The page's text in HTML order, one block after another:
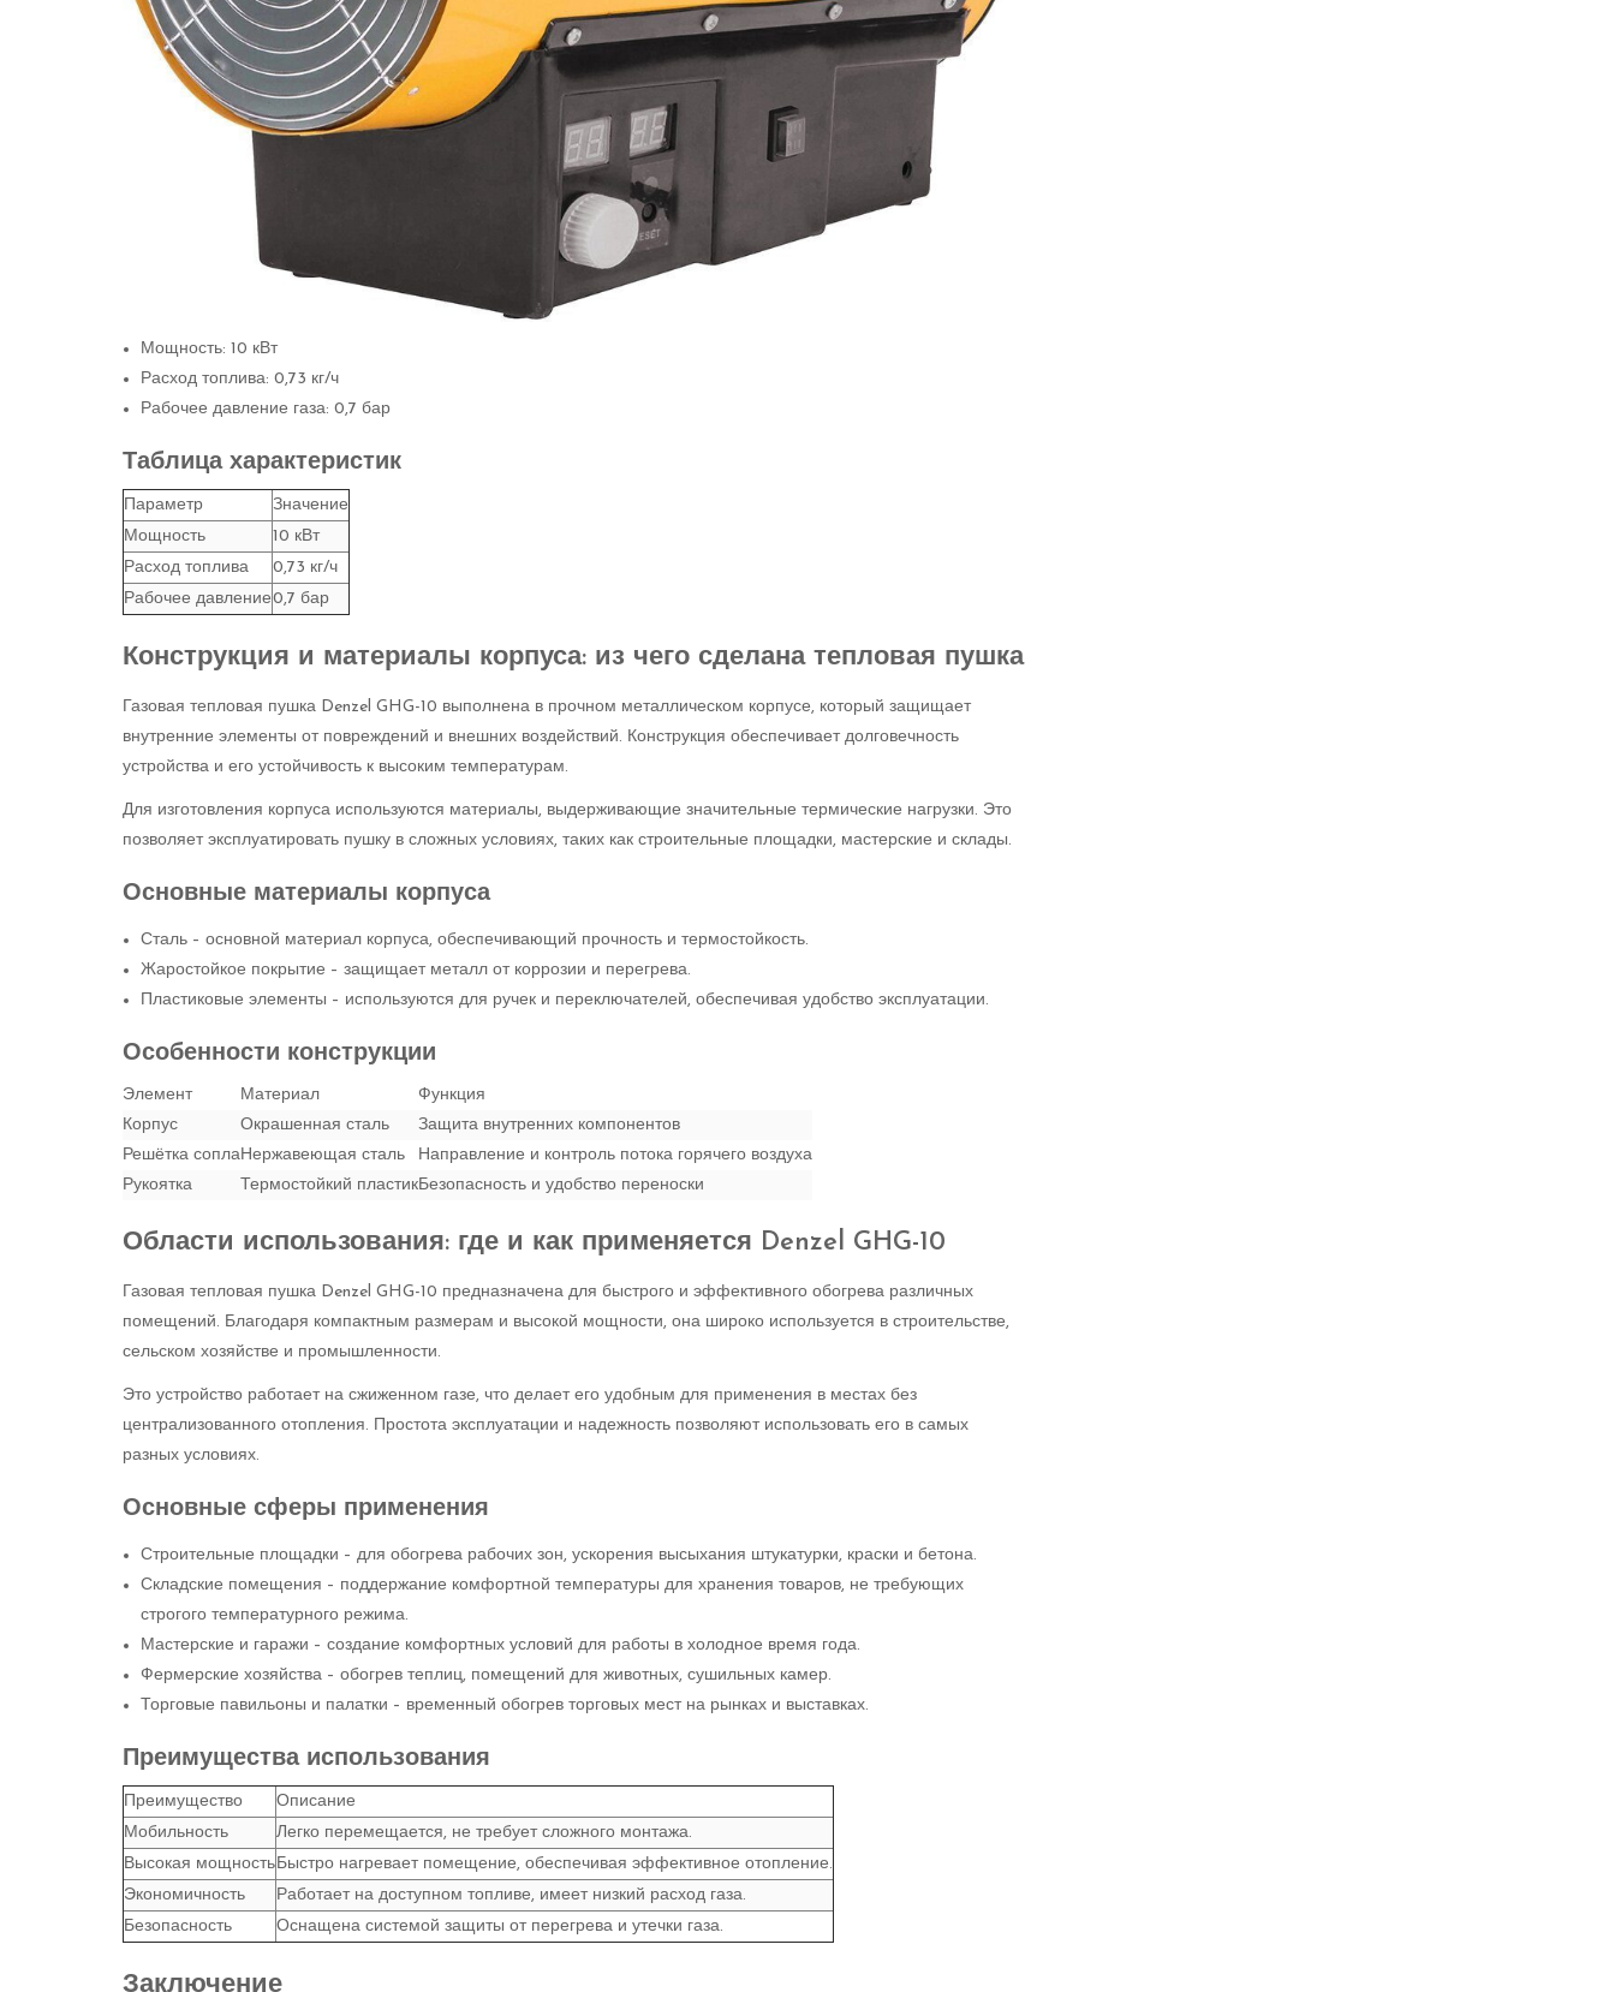
Мощность: 10 кВт
Расход топлива: 0,73 кг/ч
Рабочее давление газа: 0,7 бар
Таблица характеристик
Параметр
Значение
Мощность
10 кВт
Расход топлива
0,73 кг/ч
Рабочее давление0,7 бар
Конструкция и материалы корпуса: из чего сделана тепловая пушка
Газовая тепловая пушка Denzel GHG-10 выполнена в прочном металлическом корпусе, который защищает
внутренние элементы от повреждений и внешних воздействий. Конструкция обеспечивает долговечность
устройства и его устойчивость к высоким температурам.
Для изготовления корпуса используются материалы, выдерживающие значительные термические нагрузки. Это
позволяет эксплуатировать пушку в сложных условиях, таких как строительные площадки, мастерские и склады.
Основные материалы корпуса
Сталь – основной материал корпуса, обеспечивающий прочность и термостойкость.
Жаростойкое покрытие – защищает металл от коррозии и перегрева.
Пластиковые элементы – используются для ручек и переключателей, обеспечивая удобство эксплуатации.
Особенности конструкции
Элемент Материал
Функция
Корпус
Окрашенная сталь
Защита внутренних компонентов
Решётка соплаНержавеющая сталь
Направление и контроль потока горячего воздуха
Рукоятка
Термостойкий пластикБезопасность и удобство переноски
Области использования: где и как применяется Denzel GHG-10
Газовая тепловая пушка Denzel GHG-10 предназначена для быстрого и эффективного обогрева различных
помещений. Благодаря компактным размерам и высокой мощности, она широко используется в строительстве,
сельском хозяйстве и промышленности.
Это устройство работает на сжиженном газе, что делает его удобным для применения в местах без
централизованного отопления. Простота эксплуатации и надежность позволяют использовать его в самых
разных условиях.
Основные сферы применения
Строительные площадки – для обогрева рабочих зон, ускорения высыхания штукатурки, краски и бетона.
Складские помещения – поддержание комфортной температуры для хранения товаров, не требующих
строгого температурного режима.
Мастерские и гаражи – создание комфортных условий для работы в холодное время года.
Фермерские хозяйства – обогрев теплиц, помещений для животных, сушильных камер.
Торговые павильоны и палатки – временный обогрев торговых мест на рынках и выставках.
Преимущества использования
Преимущество
Описание
Мобильность
Легко перемещается, не требует сложного монтажа.
Высокая мощностьБыстро нагревает помещение, обеспечивая эффективное отопление.
Экономичность
Работает на доступном топливе, имеет низкий расход газа.
Безопасность
Оснащена системой защиты от перегрева и утечки газа.
Заключение